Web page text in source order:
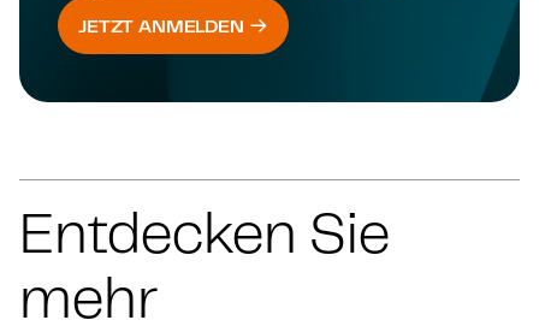
JETZT ANMELDEN
Entdecken Sie
mehr